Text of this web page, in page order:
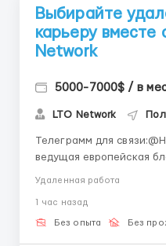
Выбирайте
карьеру вместе
Network
5000-7000$ / в
LTO Network
Телеграмм для связи:@HR_LTO LTO
ведущая европейская
штаб-квартирой в
государственных
ООН), автоматизируем
Удаленная работа
1 час назад
Без опыта Без